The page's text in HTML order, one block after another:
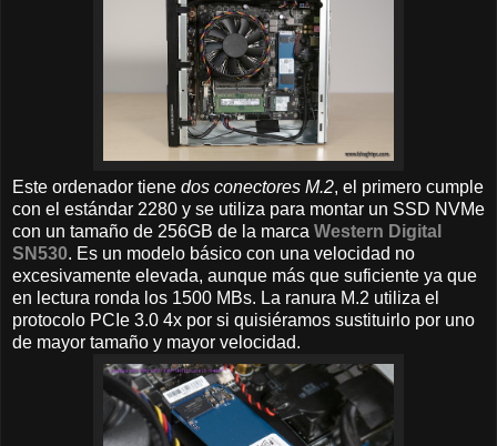
Este ordenador tiene dos conectores M.2, el primero cumple
con el estándar 2280 y se utiliza para montar un SSD NVMe
con un tamaño de 256GB de la marca Western Digital
SN530. Es un modelo básico con una velocidad no
excesivamente elevada, aunque más que suficiente ya que
en lectura ronda los 1500 MBs. La ranura M.2 utiliza el
protocolo PCIe 3.0 4x por si quisiéramos sustituirlo por uno
de mayor tamaño y mayor velocidad.